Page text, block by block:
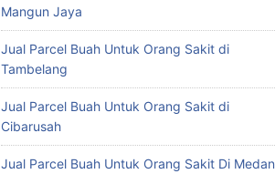
Mangun Jaya
Jual Parcel Buah Untuk Orang Sakit di
Tambelang
Jual Parcel Buah Untuk Orang Sakit di
Cibarusah
Jual Parcel Buah Untuk Orang Sakit Di Medan